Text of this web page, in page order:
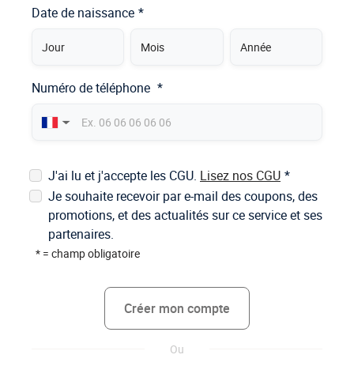
Date de naissance *
Numéro de téléphone *
▼
J'ai lu et j'accepte les CGU. Lisez nos CGU *
Je souhaite recevoir par e-mail des coupons, des
promotions, et des actualités sur ce service et ses
partenaires.
* = champ obligatoire
Créer mon compte